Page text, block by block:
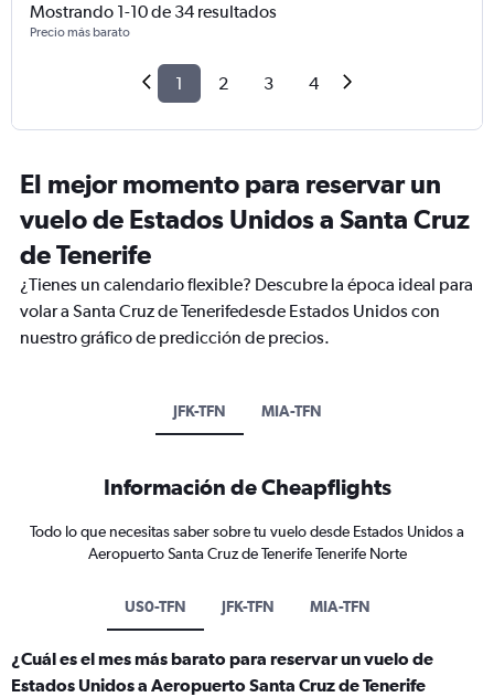
Mostrando 1-10 de 34 resultados
Precio más barato
1 2 3 4
El mejor momento para reservar un
vuelo de Estados Unidos a Santa Cruz
de Tenerife
¿Tienes un calendario flexible? Descubre la época ideal para
volar a Santa Cruz de Tenerifedesde Estados Unidos con
nuestro gráfico de predicción de precios.
JFK-TFN MIA-TFN
Información de Cheapflights
Todo lo que necesitas saber sobre tu vuelo desde Estados Unidos a
Aeropuerto Santa Cruz de Tenerife Tenerife Norte
US0-TFN JFK-TFN MIA-TFN
¿Cuál es el mes más barato para reservar un vuelo de
Estados Unidos a Aeropuerto Santa Cruz de Tenerife